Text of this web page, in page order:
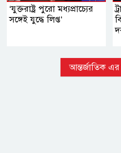
‘যুক্তরাষ্ট্র পুরো মধ্যপ্রাচ্যের
সঙ্গেই যুদ্ধে লিপ্ত’
আন্তর্জাতিক